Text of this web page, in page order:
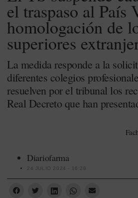
el traspaso al País
homologación de
superiores
La medida responde a la
diferentes colegios
resuelven por el tribunal los
Real Decreto que han
Diariofarma
24 JULIO 2024 - 16:28